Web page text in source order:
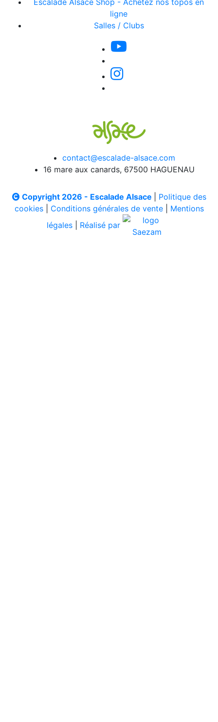
Escalade Alsace Shop - Achetez nos topos en
ligne
Salles / Clubs
contact@escalade-alsace.com
16 mare aux canards, 67500 HAGUENAU
Copyright 2026 - Escalade Alsace
Politique des
cookies| Conditions générales de vente| Mentions
légales
Réalisé par